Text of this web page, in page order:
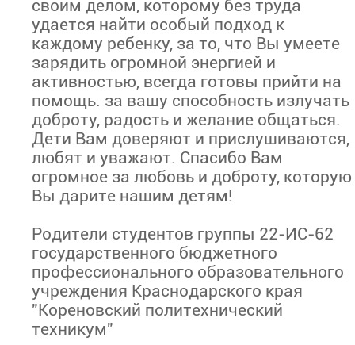
своим делом, которому без труда
удается найти особый подход к
каждому ребенку, за то, что Вы умеете
зарядить огромной энергией и
активностью, всегда готовы прийти на
помощь. за вашу способность излучать
доброту, радость и желание общаться.
Дети Вам доверяют и прислушиваются,
любят и уважают. Спасибо Вам
огромное за любовь и доброту, которую
Вы дарите нашим детям!
Родители студентов группы 22-ИС-62
государственного бюджетного
профессионального образовательного
учреждения Краснодарского края
"Кореновский политехнический
техникум"